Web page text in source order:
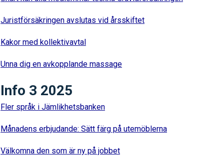
Juristförsäkringen avslutas vid årsskiftet
Kakor med kollektivavtal
Unna dig en avkopplande massage
Info 3 2025
Fler språk i Jämlikhetsbanken
Månadens erbjudande: Sätt färg på utemöblerna
Välkomna den som är ny på jobbet